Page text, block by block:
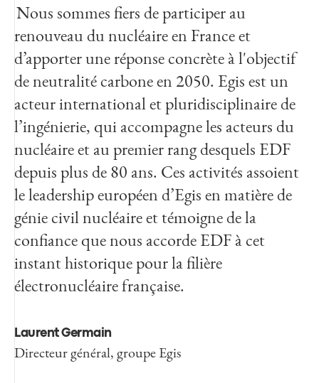
Nous sommes fiers de participer au
renouveau du nucléaire en France et
d’apporter une réponse concrète à l'objectif
de neutralité carbone en 2050. Egis est un
acteur international et pluridisciplinaire de
l’ingénierie, qui accompagne les acteurs du
nucléaire et au premier rang desquels EDF
depuis plus de 80 ans. Ces activités assoient
le leadership européen d’Egis en matière de
génie civil nucléaire et témoigne de la
confiance que nous accorde EDF à cet
instant historique pour la filière
électronucléaire française.
Laurent Germain
Directeur général, groupe Egis